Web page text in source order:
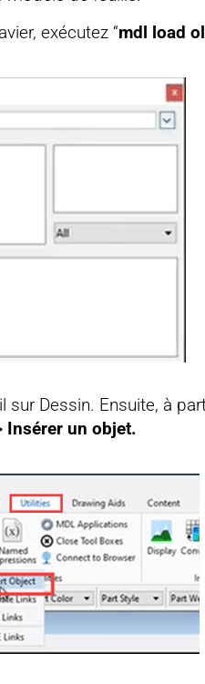
exécutez “mdl load
Dessin. Ensuite, à
Insérer un objet.